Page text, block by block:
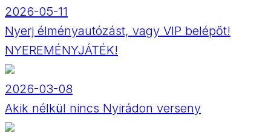
2026-05-11
Nyerj élményautózást, vagy VIP belépőt!
NYEREMÉNYJÁTÉK!
2026-03-08
Akik nélkül nincs Nyirádon verseny